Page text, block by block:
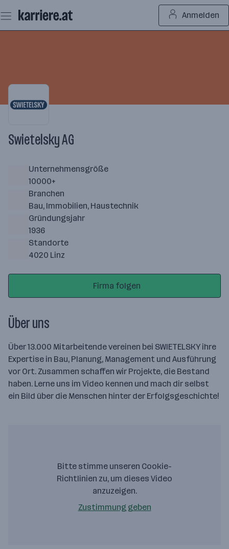
Seiteninhalt
springen
Anmelden
Swietelsky AG
Unternehmensgröße
10000+
Branchen
Bau, Immobilien, Haustechnik
Gründungsjahr
1936
Standorte
4020 Linz
Firma folgen
Über uns
Über 13.000 Mitarbeitende vereinen bei SWIETELSKY ihre
Expertise in Bau, Planung, Management und Ausführung
vor Ort. Zusammen schaffen wir Projekte, die Bestand
haben. Lerne uns im Video kennen und mach dir selbst
ein Bild über die Menschen hinter der Erfolgsgeschichte!
Bitte stimme unseren Cookie-
Richtlinien zu, um dieses Video
anzuzeigen.
Zustimmung geben